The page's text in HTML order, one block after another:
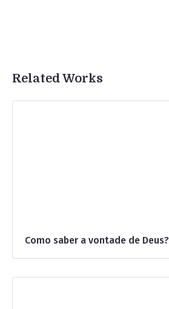
Related Works
Como saber a vontade de Deus?